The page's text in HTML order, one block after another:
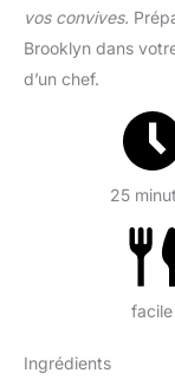
vos convives.
Brooklyn dans
d’un chef.
25
facile
Ingrédients